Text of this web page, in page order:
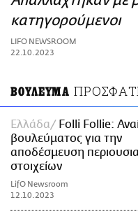
ΑΜΠΑ
PRINT
κατηγορούμενοι
LIFO NEWSROOM
22.10.2023
ΒΟΥΛΕΥΜΑ
Ελλάδα
Folli Follie:
βουλεύματος για την
αποδέσμευση
στοιχείων
LifO Newsroom
12.10.2023